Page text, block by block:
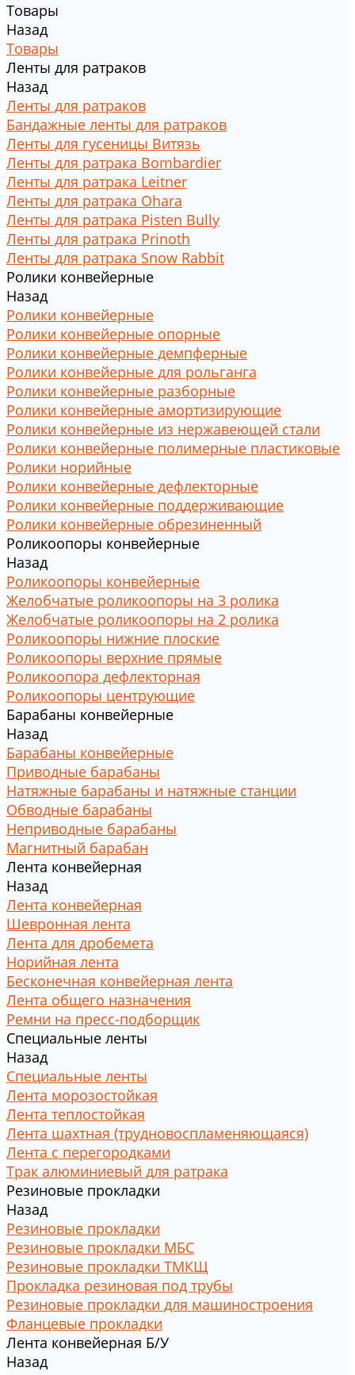
Товары
Назад
Товары
Ленты для ратраков
Назад
Ленты для ратраков
Бандажные ленты для ратраков
Ленты для гусеницы Витязь
Ленты для ратрака Bombardier
Ленты для ратрака Leitner
Ленты для ратрака Ohara
Ленты для ратрака Pisten Bully
Ленты для ратрака Prinoth
Ленты для ратрака Snow Rabbit
Ролики конвейерные
Назад
Ролики конвейерные
Ролики конвейерные опорные
Ролики конвейерные демпферные
Ролики конвейерные для рольганга
Ролики конвейерные разборные
Ролики конвейерные амортизирующие
Ролики конвейерные из нержавеющей стали
Ролики конвейерные полимерные пластиковые
Ролики норийные
Ролики конвейерные дефлекторные
Ролики конвейерные поддерживающие
Ролики конвейерные обрезиненный
Роликоопоры конвейерные
Назад
Роликоопоры конвейерные
Желобчатые роликоопоры на 3 ролика
Желобчатые роликоопоры на 2 ролика
Роликоопоры нижние плоские
Роликоопоры верхние прямые
Роликоопора дефлекторная
Роликоопоры центрующие
Барабаны конвейерные
Назад
Барабаны конвейерные
Приводные барабаны
Натяжные барабаны и натяжные станции
Обводные барабаны
Неприводные барабаны
Магнитный барабан
Лента конвейерная
Назад
Лента конвейерная
Шевронная лента
Лента для дробемета
Норийная лента
Бесконечная конвейерная лента
Лента общего назначения
Ремни на пресс-подборщик
Специальные ленты
Назад
Специальные ленты
Лента морозостойкая
Лента теплостойкая
Лента шахтная (трудновоспламеняющаяся)
Лента с перегородками
Трак алюминиевый для ратрака
Резиновые прокладки
Назад
Резиновые прокладки
Резиновые прокладки МБС
Резиновые прокладки ТМКЩ
Прокладка резиновая под трубы
Резиновые прокладки для машиностроения
Фланцевые прокладки
Лента конвейерная Б/У
Назад